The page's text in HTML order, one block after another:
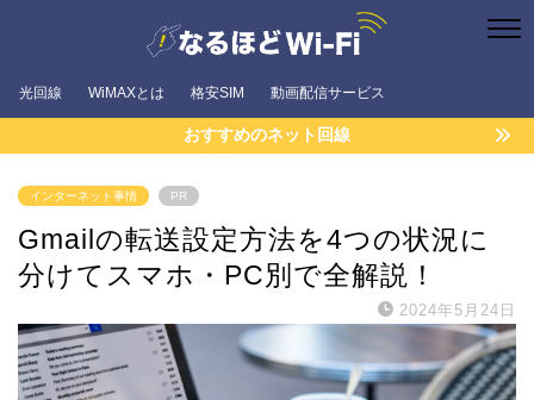
光回線 WiMAXとは 格安SIM 動画配信サービス
おすすめのネット回線
インターネット事情 PR
Gmailの転送設定方法を4つの状況に
分けてスマホ・PC別で全解説！
2024年5月24日